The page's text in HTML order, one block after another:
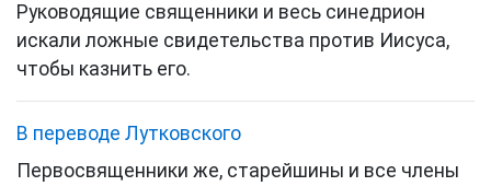
Руководящие священники и весь синедрион
искали ложные свидетельства против Иисуса,
чтобы казнить его.
В переводе Лутковского
Первосвященники же, старейшины и все члены